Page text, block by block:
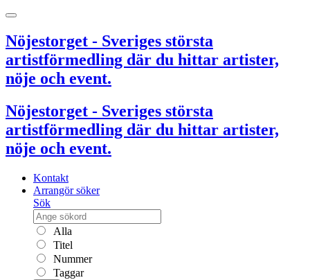
Nöjestorget - Sveriges största
artistförmedling där du hittar artister,
nöje och event.
Nöjestorget - Sveriges största
artistförmedling där du hittar artister,
nöje och event.
Kontakt
Arrangör söker
Sök
Alla
Titel
Nummer
Taggar